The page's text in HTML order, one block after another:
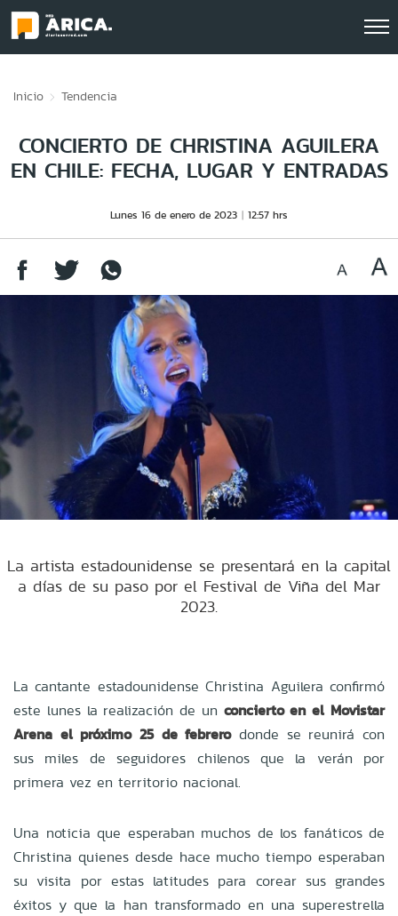
Inicio Tendencia
CONCIERTO DE CHRISTINA AGUILERA
EN CHILE: FECHA, LUGAR Y ENTRADAS
Lunes 16 de enero de 2023 12:57 hrs
La artista estadounidense se presentará en la capital
a días de su paso por el Festival de Viña del Mar
2023.
La cantante estadounidense Christina Aguilera confirmó
este lunes la realización de un concierto en el Movistar
Arena el próximo 25 de febrerodonde se reunirá con
sus miles de seguidores chilenos que la verán por
primera vez en territorio nacional.
Una noticia que esperaban muchos de los fanáticos de
Christina quienes desde hace mucho tiempo esperaban
su visita por estas latitudes para corear sus grandes
éxitos y que la han transformado en una superestrella